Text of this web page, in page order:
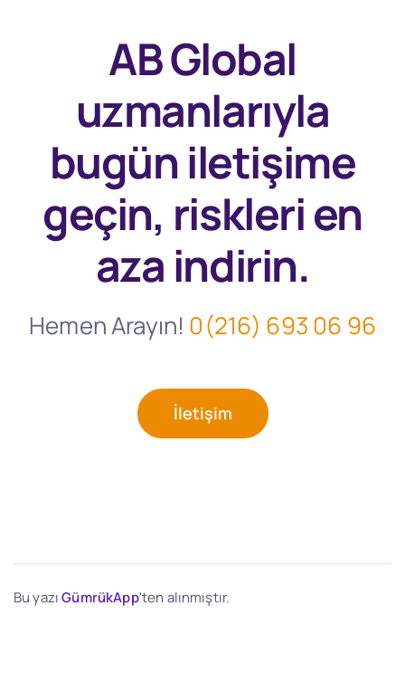
AB Global
uzmanlarıyla
bugüniletişime
geçin, riskleri en
aza indirin.
Hemen Arayın! 0(216) 693 06 96
İletişim
Bu yazıGümrükApp'ten alınmıştır.